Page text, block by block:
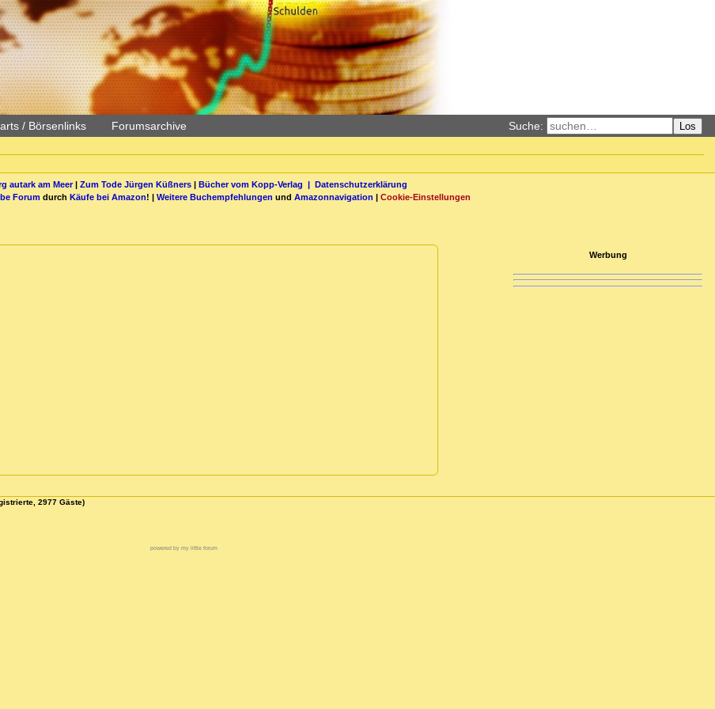
/ Börsenlinks Forumsarchive Suche: Los
autark am Meer| Zum Tode Jürgen Küßners| Bücher vom Kopp-Verlag | Datenschutzerklärung
Forum durch Käufe bei Amazon! | Weitere Buchempfehlungen und Amazonnavigation | Cookie-Einstellungen
Werbung
2977 Gäste)
powered by my little forum